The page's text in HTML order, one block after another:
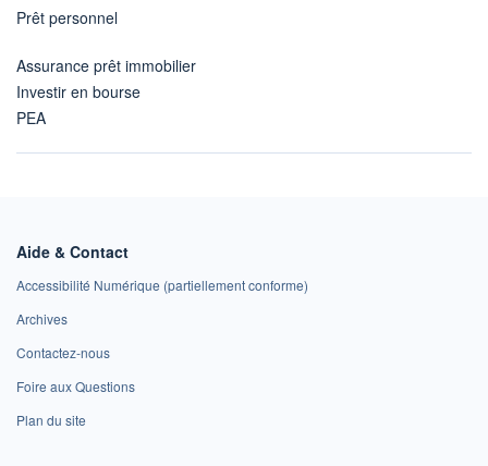
Prêt personnel
Assurance prêt immobilier
Investir en bourse
PEA
Aide & Contact
Accessibilité Numérique (partiellement conforme)
Archives
Contactez-nous
Foire aux Questions
Plan du site